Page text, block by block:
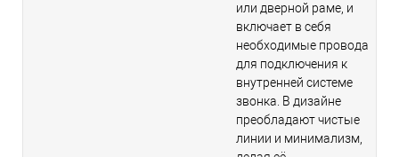
или дверной раме, и
включает в себя
необходимые провода
для подключения к
внутренней системе
звонка. В дизайне
преобладают чистые
линии и минимализм,